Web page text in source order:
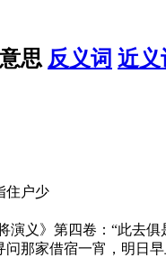
思 反义词 近义
住户少
演义》第四卷：“此去
问那家借宿一宵，明日